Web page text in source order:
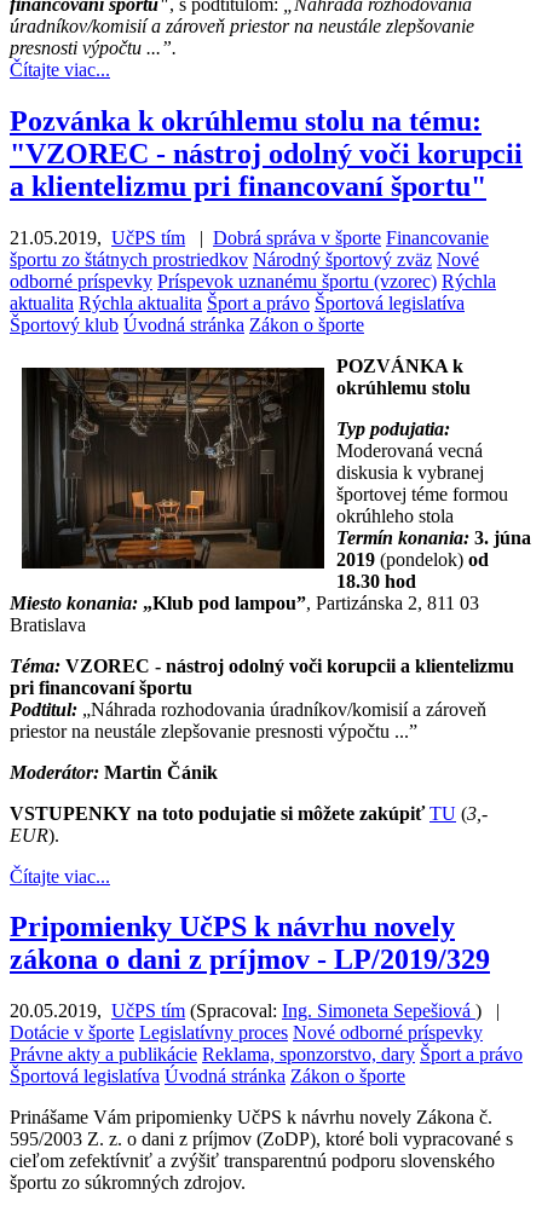
úradníkov/komisií a zároveň priestor na neustále zlepšovanie
presnosti výpočtu ...”.
Čítajte viac...
Pozvánka k okrúhlemu stolu na tému:
"VZOREC - nástroj odolný voči korupcii
a klientelizmu pri financovaní športu"
21.05.2019, UčPS tím | Dobrá správa v športe Financovanie
športu zo štátnych prostriedkov Národný športový zväz Nové
odborné príspevky Príspevok uznanému športu (vzorec) Rýchla
aktualita Rýchla aktualita Šport a právo Športová legislatíva
Športový klub Úvodná stránka Zákon o športe
POZVÁNKA k
okrúhlemu stolu
Typ podujatia:
Moderovaná vecná
diskusia k vybranej
športovej téme formou
okrúhleho stola
Termín konania: 3. júna
2019 (pondelok) od
18.30 hod
Miesto konania: „Klub pod lampou”, Partizánska 2, 811 03
Bratislava
Téma: VZOREC - nástroj odolný voči korupcii a klientelizmu
pri financovaní športu
Podtitul: „Náhrada rozhodovania úradníkov/komisií a zároveň
priestor na neustále zlepšovanie presnosti výpočtu ...”
Moderátor: Martin Čánik
VSTUPENKY na toto podujatie si môžete zakúpiť TU (3,-
EUR).
Čítajte viac...
Pripomienky UčPS k návrhu novely
zákona o dani z príjmov - LP/2019/329
20.05.2019, UčPS tím (Spracoval: Ing. Simoneta Sepešiová ) |
Dotácie v športe Legislatívny proces Nové odborné príspevky
Právne akty a publikácie Reklama, sponzorstvo, dary Šport a právo
Športová legislatíva Úvodná stránka Zákon o športe
Prinášame Vám pripomienky UčPS k návrhu novely Zákona č.
595/2003 Z. z. o dani z príjmov (ZoDP), ktoré boli vypracované s
cieľom zefektívniť a zvýšiť transparentnú podporu slovenského
športu zo súkromných zdrojov.